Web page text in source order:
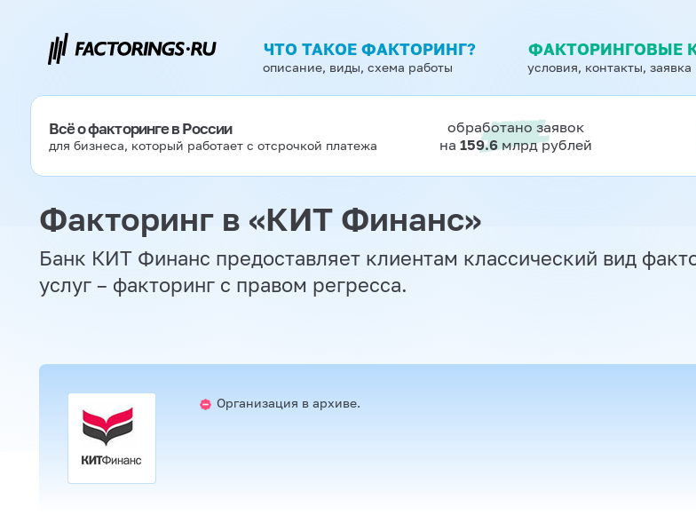
ЧТО ТАКОЕ ФАКТОРИНГ?
описание, виды, схема работы
ФАКТОРИНГОВЫЕ
условия, контакты, заявка
Всё о факторинге в России
для бизнеса, который работает с отсрочкой платежа
обработано заявок
на159.6млрд рублей
Факторинг в «КИТ Финанс»
Банк КИТ Финанс предоставляет клиентам классический вид
услуг – факторинг с правом регресса.
Организация в архиве.